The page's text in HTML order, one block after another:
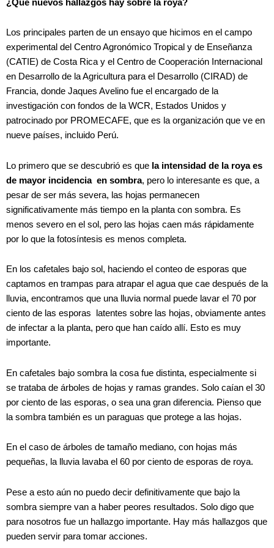
¿Qué nuevos hallazgos hay sobre la roya?
Los principales parten de un ensayo que hicimos en el campo
experimental del Centro Agronómico Tropical y de Enseñanza
(CATIE) de Costa Rica y el Centro de Cooperación Internacional
en Desarrollo de la Agricultura para el Desarrollo (CIRAD) de
Francia, donde Jaques Avelino fue el encargado de la
investigación con fondos de la WCR, Estados Unidos y
patrocinado por PROMECAFE, que es la organización que ve en
nueve países, incluido Perú.
Lo primero que se descubrió es que la intensidad de la roya es
de mayor incidencia en sombra, pero lo interesante es que, a
pesar de ser más severa, las hojas permanecen
significativamente más tiempo en la planta con sombra. Es
menos severo en el sol, pero las hojas caen más rápidamente
por lo que la fotosíntesis es menos completa.
En los cafetales bajo sol, haciendo el conteo de esporas que
captamos en trampas para atrapar el agua que cae después de la
lluvia, encontramos que una lluvia normal puede lavar el 70 por
ciento de las esporas
latentes sobre las hojas, obviamente antes
de infectar a la planta, pero que han caído allí. Esto es muy
importante.
En cafetales bajo sombra la cosa fue distinta, especialmente si
se trataba de árboles de hojas y ramas grandes. Solo caían el 30
por ciento de las esporas, o sea una gran diferencia. Pienso que
la sombra también es un paraguas que protege a las hojas.
En el caso de árboles de tamaño mediano, con hojas más
pequeñas, la lluvia lavaba el 60 por ciento de esporas de roya.
Pese a esto aún no puedo decir definitivamente que bajo la
sombra siempre van a haber peores resultados. Solo digo que
para nosotros fue un hallazgo importante. Hay más hallazgos que
pueden servir para tomar acciones.